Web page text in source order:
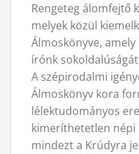
Rengeteg álomfejtő
melyek közül
Álmoskönyve,
írónk
A szépirodalmi
Álmoskönyv kora
lélektudományos
kimeríthetetlen népi
mindezt a Krúdyra